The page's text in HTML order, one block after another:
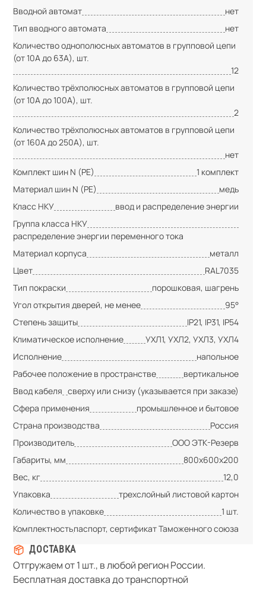
Вводной автомат
нет
Тип вводного автомата
нет
Количество однополюсных автоматов в групповой цепи
(от 10А до 63А), шт.
12
Количество трёхполюсных автоматов в групповой цепи
(от 10А до 100А), шт.
2
Количество трёхполюсных автоматов в групповой цепи
(от 160А до 250А), шт.
нет
Комплект шин N (PE)
1 комплект
Материал шин N (PE)
медь
Класс НКУ
ввод и распределение энергии
Группа класса НКУ
распределение энергии переменного тока
Материал корпуса
металл
Цвет
RAL7035
Тип покраски
порошковая, шагрень
Угол открытия дверей, не менее
95°
Степень защиты
IP21, IP31, IP54
Климатическое исполнение
УХЛ1, УХЛ2, УХЛ3, УХЛ4
Исполнение
напольное
Рабочее положение в пространстве
вертикальное
Ввод кабеля сверху или снизу (указывается при заказе)
Сфера применения
промышленное и бытовое
Страна производства
Россия
Производитель
ООО ЭТК-Резерв
Габариты, мм
800х600х200
Вес, кг
12,0
Упаковка
трехслойный листовой картон
Количество в упаковке
1 шт.
Комплектностьпаспорт, сертификат Таможенного союза
ДОСТАВКА
Отгружаем от 1 шт., в любой регион России.
Бесплатная доставка до транспортной